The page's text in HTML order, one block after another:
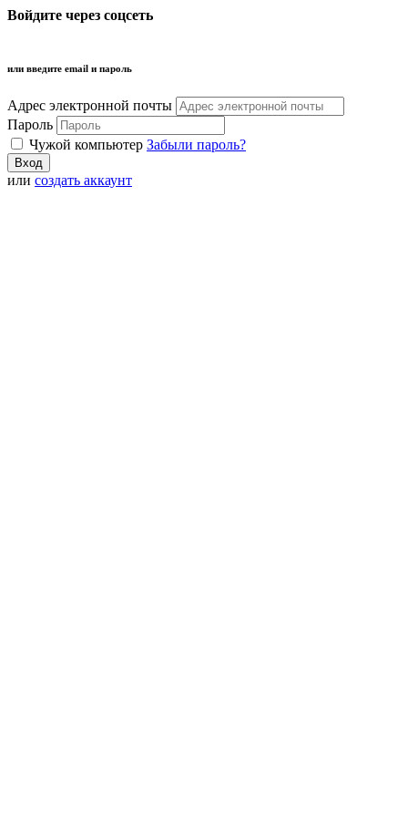
Войдите через соцсеть
или введите email и пароль
Адрес электронной почты
Пароль
Чужой компьютер Забыли пароль?
или создать аккаунт